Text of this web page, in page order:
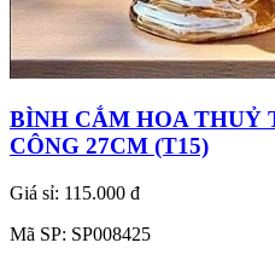
BÌNH CẮM HOA THUỶ
CÔNG 27CM (T15)
Giá sỉ: 115.000 đ
Mã SP: SP008425